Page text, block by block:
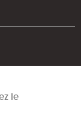
le